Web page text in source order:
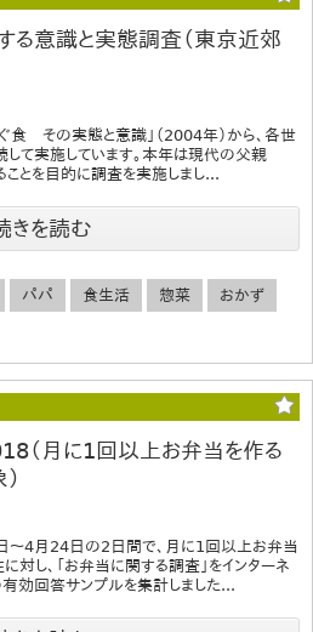
る意識と実態調査（東京近郊
食 その実態と意識」（2004年）から、各世
て実施しています。本年は現代の父親
とを目的に調査を実施しまし...
きを読む
パパ 食生活 惣菜 おかず
（月に1回以上お弁当を作る
～4月24日の2日間で、月に1回以上お弁当
し、「お弁当に関する調査」をインターネ
効回答サンプルを集計しました...